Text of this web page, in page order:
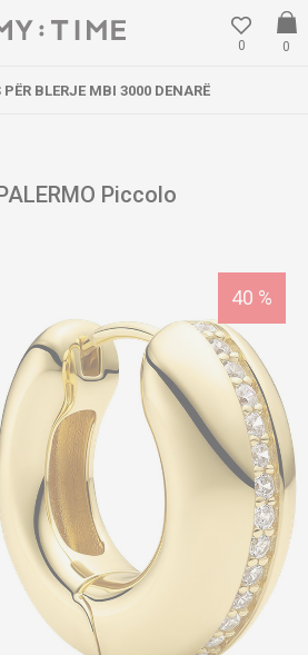
0
0
PËR BLERJE MBI 3000 DENARË
Piccolo
40 %